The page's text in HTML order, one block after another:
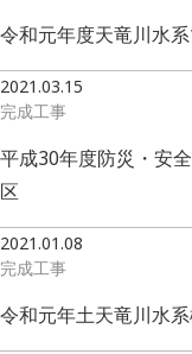
令和元年度天竜川水
2021.03.15
完成工事
平成30年度防災・安
区
2021.01.08
完成工事
令和元年土天竜川水